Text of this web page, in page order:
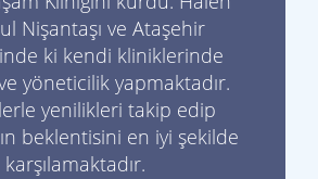
Nişantaşı ve Ataşehir
ki kendi kliniklerinde
yöneticilik yapmaktadır.
yenilikleri takip edip
beklentisini en iyi şekilde
karşılamaktadır.